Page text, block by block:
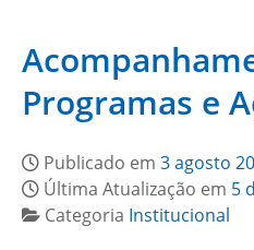
Programas e
Publicado em 3 agosto
Última Atualização em 5
Categoria Institucional